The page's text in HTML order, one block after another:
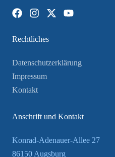
Rechtliches
Datenschutzerklärung
Impressum
Kontakt
Anschrift und Kontakt
Konrad-Adenauer-Allee 27
86150 Augsburg